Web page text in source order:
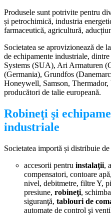
Produsele sunt potrivite pentru
și petrochimică, industria
farmaceutică, agricultură,
Societatea se aprovizionează de
de echipamente industriale,
Systems (SUA), Ari Armaturen
(Germania), Grundfos
Honeywell, Samson, Thermador,
producători de talie europeană.
Robineţi şi
industriale
Societatea importă și distribuie
accesorii pentru instalaţii,
compensatori, contoare
nivel, debitmetre, filtre Y,
presiune, robineţi,
siguranţă, tablouri de
automate de control şi